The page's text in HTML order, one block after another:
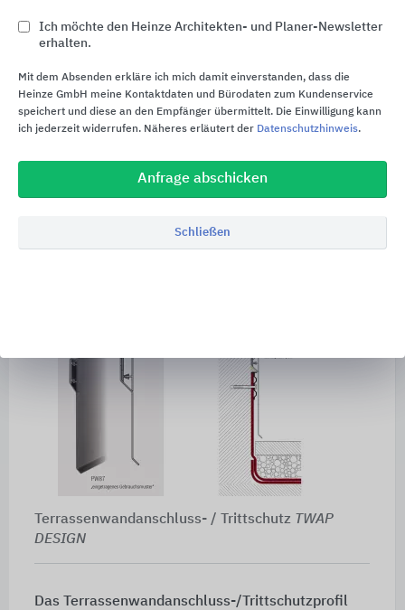
Kopfstücke mit / ohne Laibungsblech
Weitere Informationen
Terrassenwandanschluss- /
TrittschutzprofilsystemTWAP Connect|
Terrassenwandanschluss- /
Terrassenwandanschluss- / Trittschutz TWAP
DESIGN
Das Terrassenwandanschluss-/Trittschutzprofil
Ich möchte den Heinze Architekten- und Planer-Newsletter
erhalten.
Mit dem Absenden erkläre ich mich damit einverstanden, dass die
Heinze GmbH meine Kontaktdaten und Bürodaten zum Kundenservice
speichert und diese an den Empfänger übermittelt. Die Einwilligung kann
ich jederzeit widerrufen. Näheres erläutert der Datenschutzhinweis.
Anfrage abschicken
Schließen